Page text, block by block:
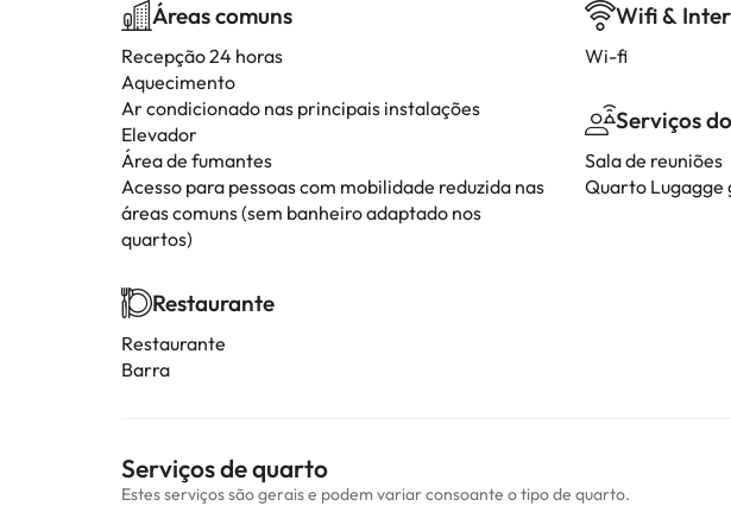
Áreas comuns
Recepção 24 horas
Aquecimento
Ar condicionado nas principais instalações
Elevador
Área de fumantes
Acesso para pessoas com mobilidade reduzida nas
áreas comuns (sem banheiro adaptado nos
quartos)
Restaurante
Restaurante
Barra
Wifi &
Wi-fi
Serviços
Sala de reuniões
Quarto Lugagge
Serviços de quarto
Estes serviços são gerais e podem variar consoante o tipo de quarto.